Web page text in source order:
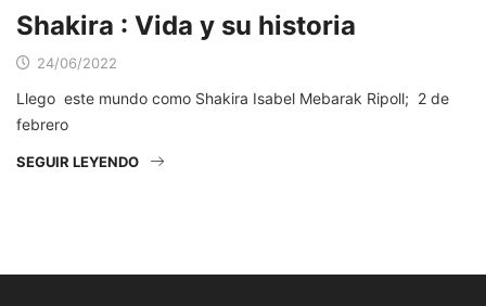
Shakira : Vida y su historia
24/06/2022
Llego este mundo como Shakira Isabel Mebarak Ripoll; 2 de
febrero
SEGUIR LEYENDO